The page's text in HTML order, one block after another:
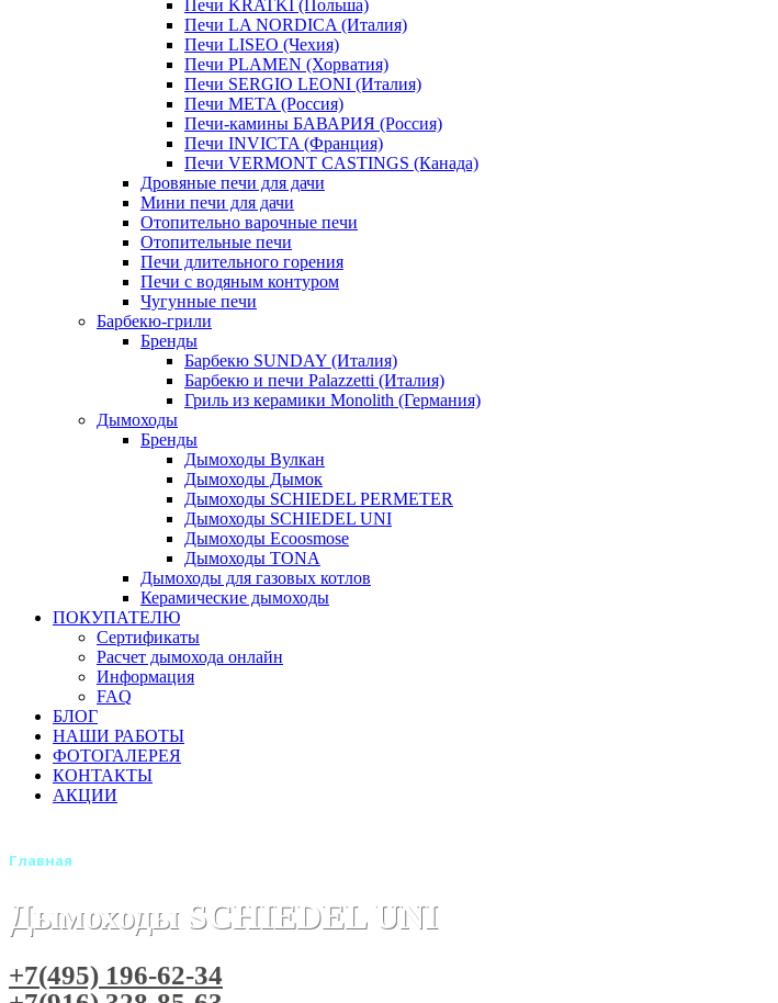
Печи KRATKI (Польша)
Печи LA NORDICA (Италия)
Печи LISEO (Чехия)
Печи PLAMEN (Хорватия)
Печи SERGIO LEONI (Италия)
Печи META (Россия)
Печи-камины БАВАРИЯ (Россия)
Печи INVICTA (Франция)
Печи VERMONT CASTINGS (Канада)
Дровяные печи для дачи
Мини печи для дачи
Отопительно варочные печи
Отопительные печи
Печи длительного горения
Печи с водяным контуром
Чугунные печи
Барбекю-грили
Бренды
Барбекю SUNDAY (Италия)
Барбекю и печи Palazzetti (Италия)
Гриль из керамики Monolith (Германия)
Дымоходы
Бренды
Дымоходы Вулкан
Дымоходы Дымок
Дымоходы SCHIEDEL PERMETER
Дымоходы SCHIEDEL UNI
Дымоходы Ecoosmose
Дымоходы TONA
Дымоходы для газовых котлов
Керамические дымоходы
ПОКУПАТЕЛЮ
Сертификаты
Расчет дымохода онлайн
Информация
FAQ
БЛОГ
НАШИ РАБОТЫ
ФОТОГАЛЕРЕЯ
КОНТАКТЫ
АКЦИИ
Главная
Дымоходы SCHIEDEL UNI
+7(495) 196-62-34